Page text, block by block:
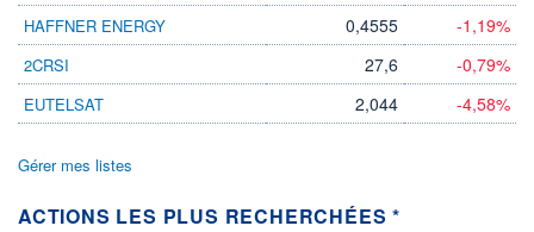
HAFFNER ENERGY 0,4555 -1,19%
2CRSI 27,6 -0,79%
EUTELSAT 2,044 -4,58%
Gérer mes listes
ACTIONS LES PLUS RECHERCHÉES *